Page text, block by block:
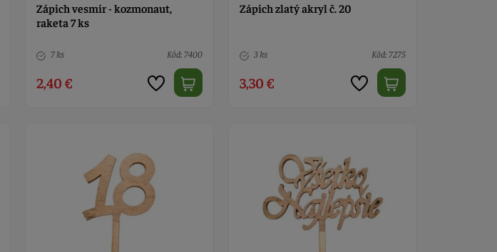
Zápich vesmír - kozmonaut,
raketa 7 ks
7 ks Kód: 7400
2,40 €
Zápich zlatý akryl č. 20
3 ks Kód: 7275
3,30 €